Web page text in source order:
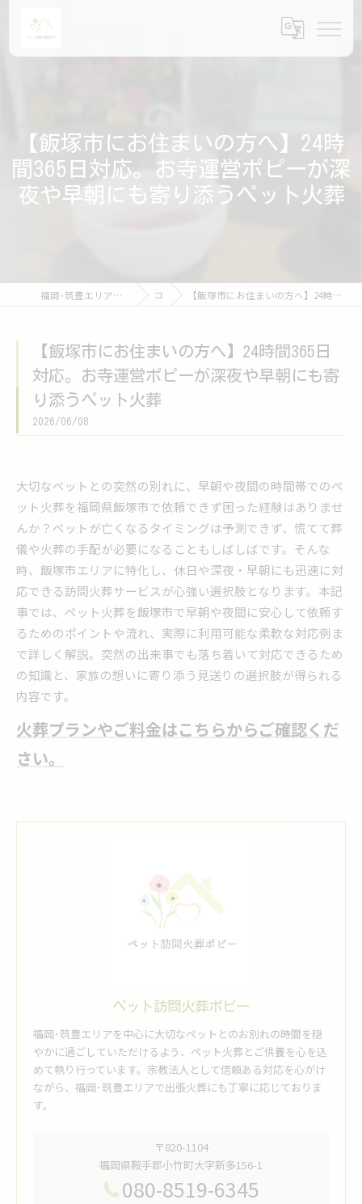
【飯塚市にお住まいの方へ】24時
間365日対応。お寺運営ポピーが深
夜や早朝にも寄り添うペット火葬
福岡･筑豊エリアのペット火葬ならペット訪問火葬ポピー コラム 【飯塚市にお住まいの方へ】24時間365日対応。お寺運営ポピーが深夜や早朝にも寄り添うペット火葬
【飯塚市にお住まいの方へ】24時間365日
対応。お寺運営ポピーが深夜や早朝にも寄
り添うペット火葬
2026/06/08
大切なペットとの突然の別れに、早朝や夜間の時間帯でのペ
ット火葬を福岡県飯塚市で依頼できず困った経験はありませ
んか？ペットが亡くなるタイミングは予測できず、慌てて葬
儀や火葬の手配が必要になることもしばしばです。そんな
時、飯塚市エリアに特化し、休日や深夜・早朝にも迅速に対
応できる訪問火葬サービスが心強い選択肢となります。本記
事では、ペット火葬を飯塚市で早朝や夜間に安心して依頼す
るためのポイントや流れ、実際に利用可能な柔軟な対応例ま
で詳しく解説。突然の出来事でも落ち着いて対応できるため
の知識と、家族の想いに寄り添う見送りの選択肢が得られる
内容です。
火葬プランやご料金はこちらからご確認くだ
さい。
ペット訪問火葬ポピー
福岡･筑豊エリアを中心に大切なペットとのお別れの時間を穏
やかに過ごしていただけるよう、ペット火葬とご供養を心を込
めて執り行っています。宗教法人として信頼ある対応を心がけ
ながら、福岡･筑豊エリアで出張火葬にも丁寧に応じておりま
す。
〒820-1104
福岡県鞍手郡小竹町大字新多156-1
080-8519-6345